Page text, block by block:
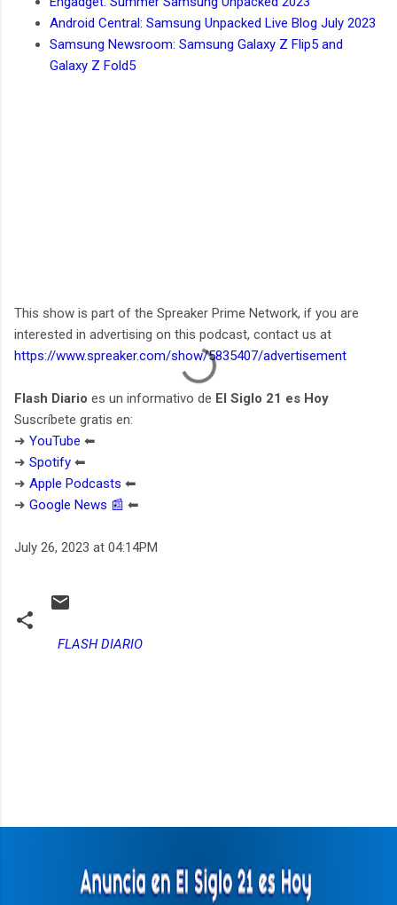
Android Central: Samsung Unpacked Live Blog July 2023
Samsung Newsroom: Samsung Galaxy Z Flip5 and
Galaxy Z Fold5
This show is part of the Spreaker Prime Network, if you are
interested in advertising on this podcast, contact us at
https://www.spreaker.com/show/5835407/advertisement
Flash Diario es un informativo de El Siglo 21 es Hoy
Suscríbete gratis en:
➜ YouTube ⬅︎
➜ Spotify ⬅︎
➜ Apple Podcasts ⬅︎
➜ Google News 📰 ⬅︎
July 26, 2023 at 04:14PM
FLASH DIARIO